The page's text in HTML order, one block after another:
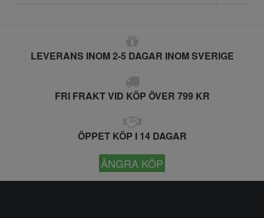
LEVERANS INOM 2-5 DAGAR INOM SVERIGE
FRI FRAKT VID KÖP ÖVER 799 KR
ÖPPET KÖP I 14 DAGAR
ÅNGRA KÖP